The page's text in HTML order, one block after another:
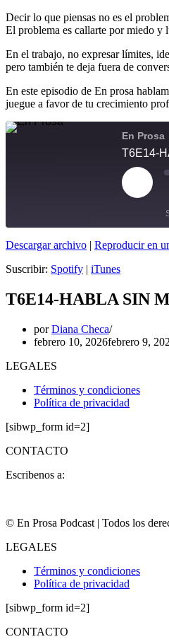
Decir lo que piensas no es el
El problema es callarte por miedo y
En el trabajo, no expresar límites,
pero también te deja fuera de
En este episodio de En prosa
juegue a favor de tu crecimiento
En Prosa
T6E14-
Descargar archivo | Reproducir en
Suscribir: Spotify | iTunes
T6E14-HABLA SIN
porDiana Checa
febrero 10, 2026febrero 9,
LEGALES
Términos y condiciones
Política de privacidad
[sibwp_form id=2]
CONTACTO
Escribenos a:
© En Prosa Podcast | Todos los
LEGALES
Términos y condiciones
Política de privacidad
[sibwp_form id=2]
CONTACTO